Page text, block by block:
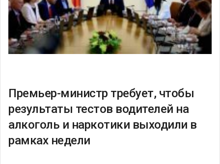
Премьер-министр требует, чтобы
результаты тестов водителей на
алкоголь и наркотики выходили в
рамках недели